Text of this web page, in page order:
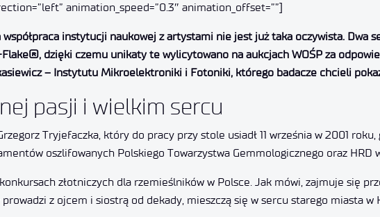
animation_speed=”0.3″ animation_offset=””]
instytucji naukowej z artystami nie jest już taka oczywista. Dwa
dzięki czemu unikaty te wylicytowano na aukcjach WOŚP za
– Instytutu Mikroelektroniki i Fotoniki, którego badacze chcieli
pasji i wielkim sercu
Tryjefaczka, który do pracy przy stole usiadł 11 września w 2001
oszlifowanych Polskiego Towarzystwa Gemmologicznego oraz HRD
złotniczych dla rzemieślników w Polsce. Jak mówi, zajmuje się
z ojcem i siostrą od dekady, mieszczą się w sercu starego miasta